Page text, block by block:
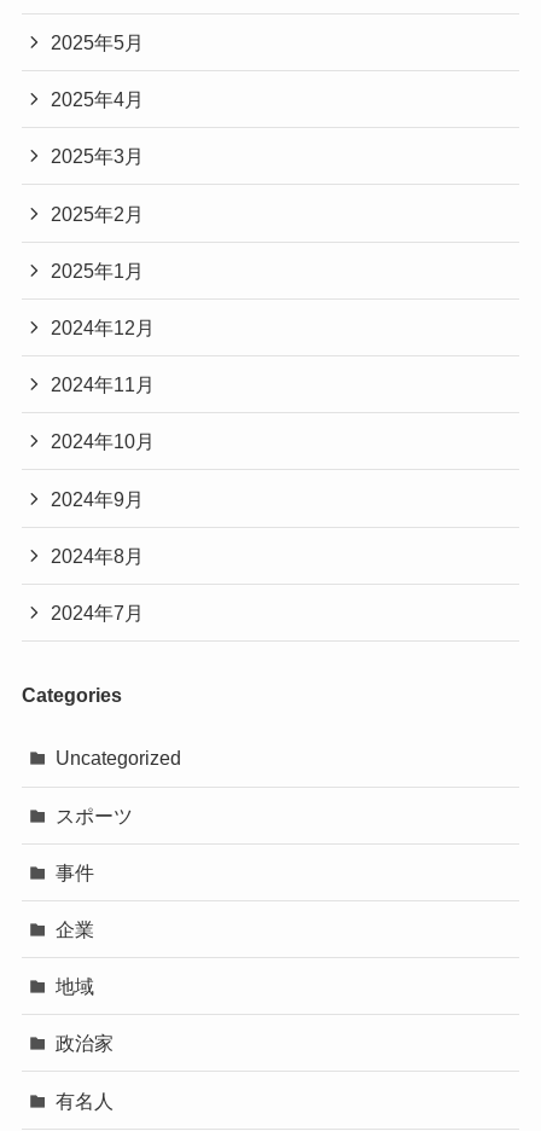
2025年5月
2025年4月
2025年3月
2025年2月
2025年1月
2024年12月
2024年11月
2024年10月
2024年9月
2024年8月
2024年7月
Categories
Uncategorized
スポーツ
事件
企業
地域
政治家
有名人